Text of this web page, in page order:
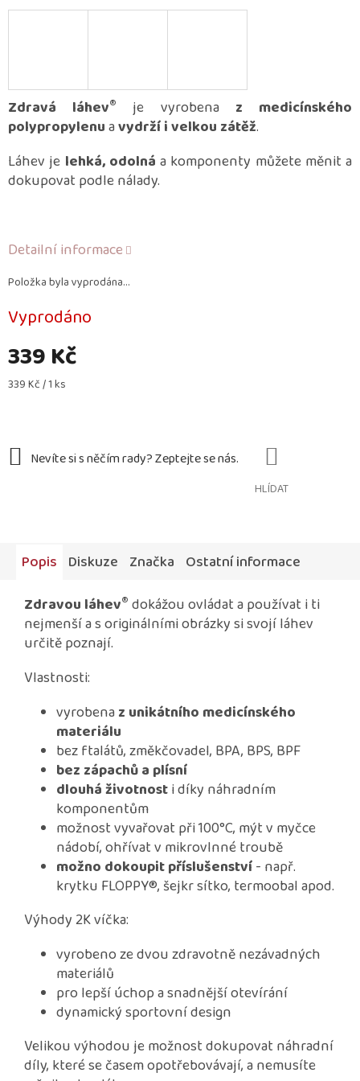
339 Kč
Měrná
339 Kč / 1 ks
Vyprodáno
Položka byla vyprodána…
Zdravá láhev® je vyrobena z medicínského
polypropylenuavydrží i velkou zátěž.
Láhev je lehká, odolná a komponenty můžete měnit a
dokupovat podle nálady.
Detailní informace
HLÍDAT
Popis Diskuze Značka Ostatní informace
Zdravou láhev® dokážou ovládat a používat i ti
nejmenší a s originálními obrázky si svojí láhev
určitě poznají.
Vlastnosti:
vyrobenaz unikátního medicínského
materiálu
bez ftalátů, změkčovadel, BPA, BPS, BPF
bez zápachů a plísní
dlouhá životnosti díky náhradním
komponentům
možnost vyvařovat při 100°C, mýt v myčce
nádobí, ohřívat v mikrovlnné troubě
možno dokoupit příslušenství- např.
krytku FLOPPY®, šejkr sítko, termoobal apod.
Výhody 2K víčka:
vyrobeno ze dvou zdravotně nezávadných
materiálů
pro lepší úchop a snadnější otevírání
dynamický sportovní design
Velikou výhodou je možnost dokupovat náhradní
díly, které se časem opotřebovávají, a nemusíte